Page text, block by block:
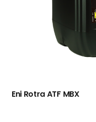
Eni Rotra ATF MBX